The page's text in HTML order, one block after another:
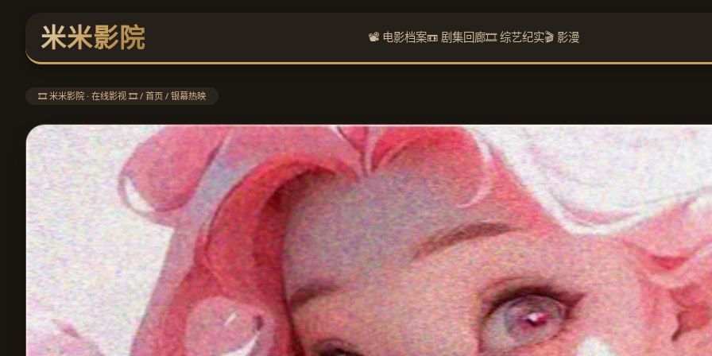
米米影院 📽️ 电影档案📼 剧集回廊🎞️ 综艺纪实🎬 影漫
🎞️ 米米影院 · 在线影视 🎞️ / 首页 / 银幕热映